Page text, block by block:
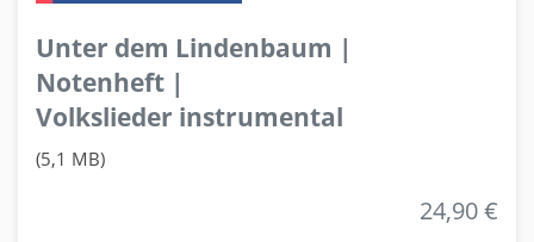
Unter dem Lindenbaum |
Notenheft |
Volkslieder instrumental
(5,1 MB)
24,90 €